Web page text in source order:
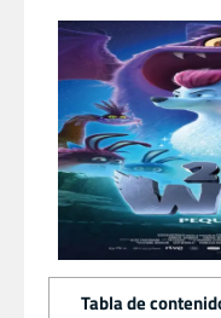
Tabla de